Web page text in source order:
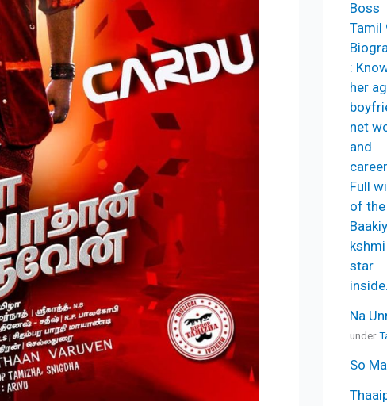
Na
under
So